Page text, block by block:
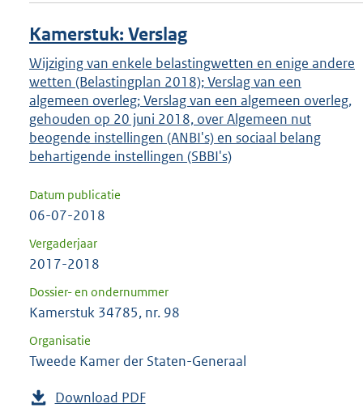
Kamerstuk: Verslag
Wijziging van enkele belastingwetten en enige andere
wetten (Belastingplan 2018); Verslag van een
algemeen overleg; Verslag van een algemeen overleg,
gehouden op 20 juni 2018, over Algemeen nut
beogende instellingen (ANBI's) en sociaal belang
behartigende instellingen (SBBI's)
Datum publicatie
06-07-2018
Vergaderjaar
2017-2018
Dossier- en ondernummer
Kamerstuk 34785, nr. 98
Organisatie
Tweede Kamer der Staten-Generaal
Download PDF